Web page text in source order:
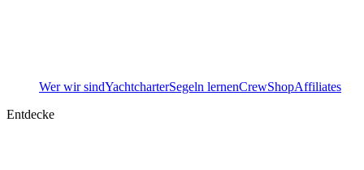
Wer wir sindYachtcharterSegeln lernenCrewShopAffiliates
Entdecke